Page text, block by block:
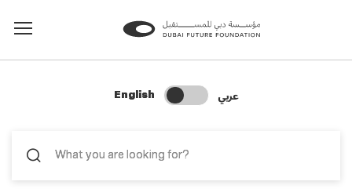
English Change Search Language
عربي